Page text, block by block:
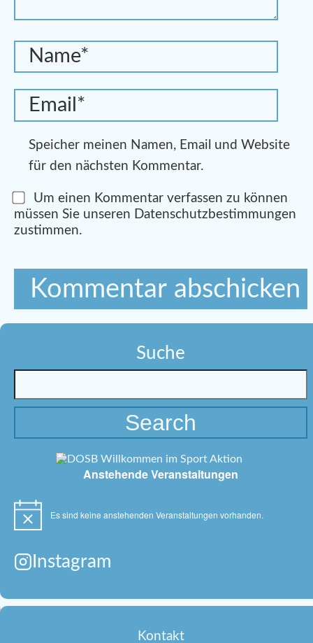
Speicher meinen Namen, Email und Website
für den nächsten Kommentar.
Um einen Kommentar verfassen zu können
müssen Sie unseren Datenschutzbestimmungen
zustimmen.
Suche
Anstehende Veranstaltungen
Hinweis Es sind keine anstehenden Veranstaltungen vorhanden.
Instagram
Kontakt